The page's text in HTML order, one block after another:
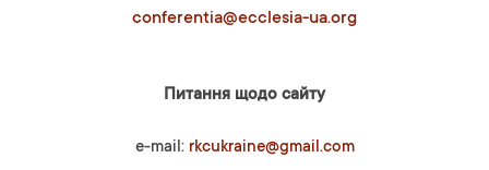
conferentia@ecclesia-ua.org
Питання щодо сайту
e-mail: rkcukraine@gmail.com